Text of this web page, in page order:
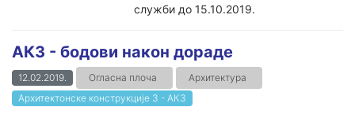
служби до 15.10.2019.
АК3 - бодови након дораде
12.02.2019. Огласна плоча
Архитектура
Архитектонске конструкције 3 - АК3